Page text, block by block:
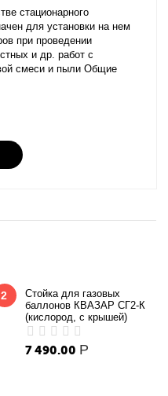
стационарного
для установки на нем
при проведении
и др. работ с
смеси и пыли Общие
2
Стойка для газовых
баллонов КВАЗАР СГ2-К
(кислород, с крышей)
7 490.00 Р